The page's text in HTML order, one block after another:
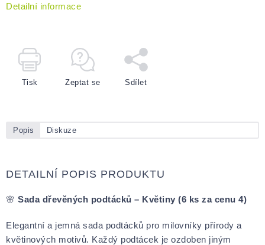
Detailní informace
Tisk Zeptat se Sdílet
Popis Diskuze
DETAILNÍ POPIS PRODUKTU
🌸 Sada dřevěných podtácků – Květiny (6 ks za cenu 4)
Elegantní a jemná sada podtácků pro milovníky přírody a
květinových motivů. Každý podtácek je ozdoben jiným